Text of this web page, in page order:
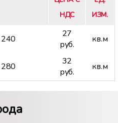
НДС
ИЗМ.
27
руб.
кв.м
32
руб.
кв.м